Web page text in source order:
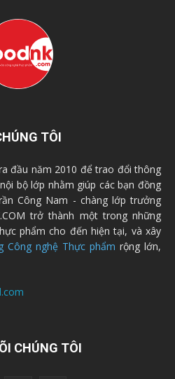
TÔI
đầu năm 2010 để trao đổi thông
bộ lớp nhằm giúp các bạn đồng
Công Nam - chàng lớp trưởng
trở thành một trong những
phẩm cho đến hiện tại, và xây
Công nghệ Thực phẩm rộng lớn,
CHÚNG TÔI